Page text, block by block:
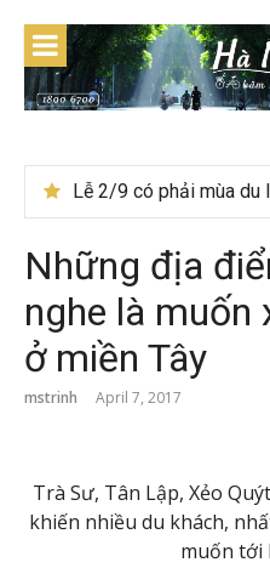
content
Những địa
nghe là muốn
ở miền Tây
mstrinh April 7, 2017
Trà Sư, Tân Lập, Xẻo
khiến nhiều du khách,
muốn tới